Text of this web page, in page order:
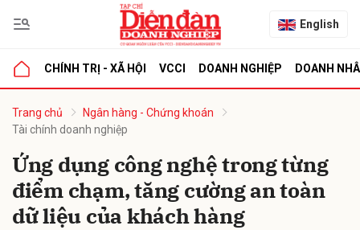
English
CHÍNH TRỊ - XÃ HỘI VCCI DOANH NGHIỆP DOANH
Trang chủ
Ngân hàng - Chứng khoán
Tài chính doanh nghiệp
Ứng dụng công nghệ trong từng
điểm chạm, tăng cường an toàn
dữ liệu của khách hàng
luận